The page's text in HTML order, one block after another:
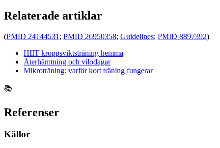
Relaterade artiklar
(PMID 24144531 ; PMID 26950358; Guidelines; PMID 8897392)
HIIT-kroppsviktsträning hemma
Återhämtning och vilodagar
Mikroträning: varför kort träning fungerar
📚
Referenser
Källor